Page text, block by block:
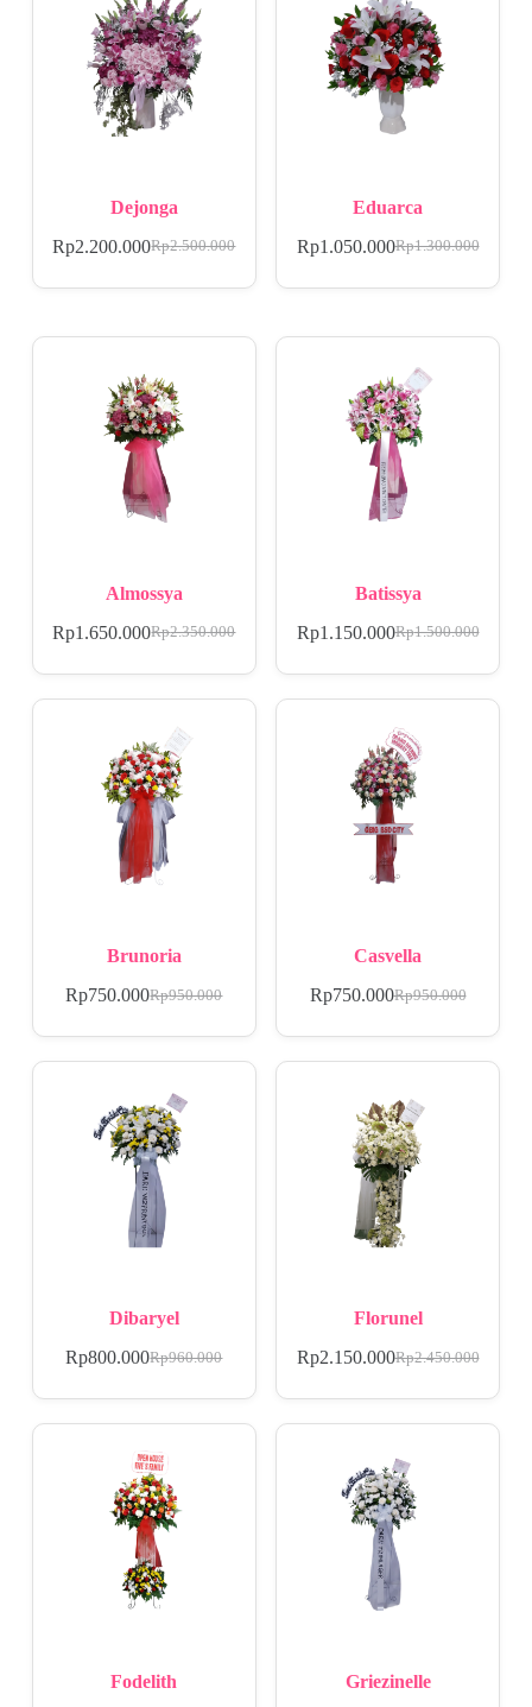
Dejonga
Rp2.500.000
Rp2.200.000
Eduarca
Rp1.300.000
Rp1.050.000
Almossya
Rp2.350.000
Rp1.650.000
Batissya
Rp1.500.000
Rp1.150.000
Brunoria
Rp950.000
Rp750.000
Casvella
Rp950.000
Rp750.000
Dibaryel
Rp960.000
Rp800.000
Florunel
Rp2.450.000
Rp2.150.000
Fodelith Griezinelle